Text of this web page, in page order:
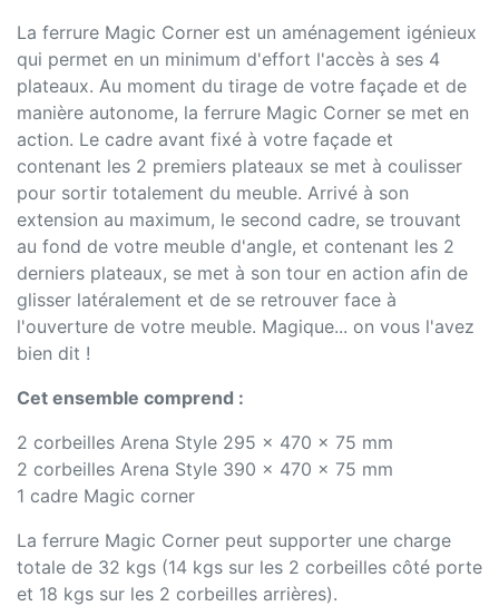
La ferrure Magic Corner est un aménagement igénieux
qui permet en un minimum d'effort l'accès à ses 4
plateaux. Au moment du tirage de votre façade et de
manière autonome, la ferrure Magic Corner se met en
action. Le cadre avant fixé à votre façade et
contenant les 2 premiers plateaux se met à coulisser
pour sortir totalement du meuble. Arrivé à son
extension au maximum, le second cadre, se trouvant
au fond de votre meuble d'angle, et contenant les 2
derniers plateaux, se met à son tour en action afin de
glisser latéralement et de se retrouver face à
l'ouverture de votre meuble. Magique... on vous l'avez
bien dit !
Cet ensemble comprend :
2 corbeilles Arena Style 295 x 470 x 75 mm
2 corbeilles Arena Style 390 x 470 x 75 mm
1 cadre Magic corner
La ferrure Magic Corner peut supporter une charge
totale de 32 kgs (14 kgs sur les 2 corbeilles côté porte
et 18 kgs sur les 2 corbeilles arrières).